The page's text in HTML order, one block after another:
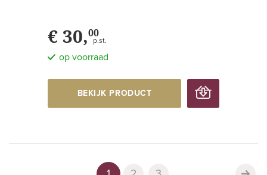
€ 30,00
p.st.
op voorraad
BEKIJK PRODUCT